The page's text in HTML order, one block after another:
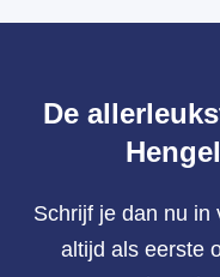
De
Schrijf je dan nu in
altijd als eerste